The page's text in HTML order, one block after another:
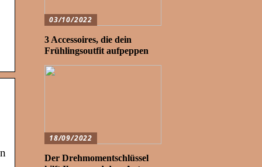
03/10/2022
3 Accessoires, die dein
Frühlingsoutfit aufpeppen
18/09/2022
Der Drehmomentschlüssel